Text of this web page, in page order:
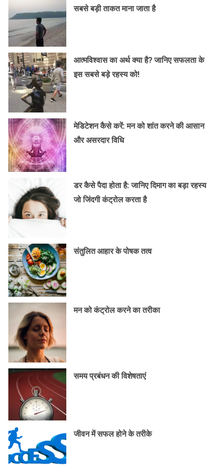
सबसे बड़ी ताकत माना जाता है
आत्मविश्वास का अर्थ क्या है? जानिए सफलता के
इस सबसे बड़े रहस्य को!
मेडिटेशन कैसे करें: मन को शांत करने की आसान
और असरदार विधि
डर कैसे पैदा होता है: जानिए दिमाग का बड़ा रहस्य
जो जिंदगी कंट्रोल करता है
संतुलित आहार के पोषक तत्व
मन को कंट्रोल करने का तरीका
समय प्रबंधन की विशेषताएं
जीवन में सफल होने के तरीके